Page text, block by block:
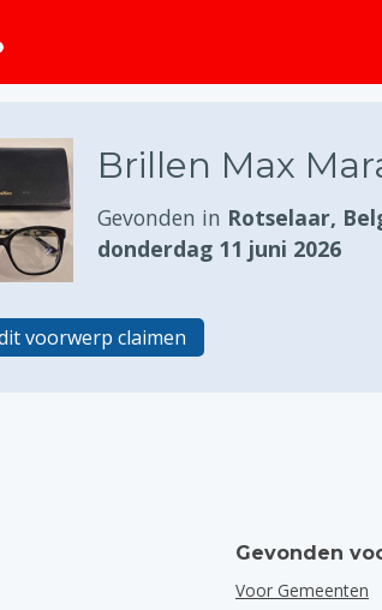
Brillen Max
Gevonden in Rotselaar,
donderdag 11 juni 2026
voorwerp claimen
Gevonden
Voor Gemeenten